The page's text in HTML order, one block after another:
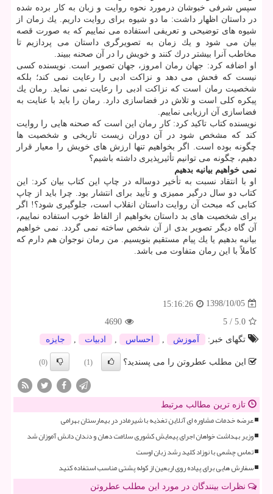
سپس شرفی خبوشان درمورد نحوه روایت و زبان به كار برده شده
در داستان اظهار داشت: ما دو شیوه برای روایت داریم. یك زمان از
شیوه های توضیحی و تعریفی استفاده می نماییم كه به صورت قصه
بیان می شود و یك زمان به تصویرگری داستان می پردازیم تا
مخاطب آنرا بیشتر درك كنند و خویش را در آن صحنه ببیند.
او اضافه كرد: جهان رمان امروز، جهان تصویر است. نویسنده كسی
نیست كه فحش می دهد و نزاكت ادبی را رعایت نمی كند؛ بلكه
شخصیت رمان است كه نزاكت ادبی را رعایت نمی نماید. رمان یك
پیكره كلی است و تلاش در فضاسازی دارد. رمان را باید با عنایت به
فضاسازی آن ارزیابی نماییم.
نویسنده كتاب تاكید كرد: كار رمان این است كه صحنه هایی را روایت
كند كه مشخص شود در آن دوران زیست تاریخی و شخصیت ها
چگونه بوده است. اگر بخواهیم تنها ارزش های خویش را معیار قرار
دهیم، چگونه می توانیم تأثیرپذیری داشته باشیم؟
نمی خواهیم بیانیه بدهیم
او با انتقاد نسبت به تأخیر دوساله در چاپ این كتاب بیان كرد: این
كتاب دو سال درگیر ممیزی و تأیید برای انتشار بود. چرا باید از چاپ
كتابی كه مبحث آن روایت داستان انقلاب است، جلوگیری شود؟! اگر
برای شخصیت های بد داستان بخواهیم از الفاظ خوب استفاده نماییم،
آن گاه دیگر تصویر بدی از آن شخص ساخته نمی گردد. نمی خواهیم
بیانیه بدهیم یا یك پیام مستقیم بنویسیم. من رمان نوجوان هم دارم كه
كاملاً با این رمان متفاوت می باشد.
1398/10/05
15:16:26
5.0
/
5
4690
تگهای خبر:
آموزش , احساس , ادبیات , جایزه
این مطلب عطروتن را می پسندید؟ (1)
(0)
تازه ترین مطالب مرتبط
عرضه خدمات مشاوره ای آنلاین تغذیه با شیرمادر در بیمارستان بهرامی
وزیر بهداشت خواهان اجرای پیمایش کشوری سلامت دهان و دندان دانش آموزان شد
تماس چشمی با نوزاد کلید رشد زبان اوست
سفارش هایی برای پیاده روی اربعین از کوله پشتی مناسب استفاده کنید
نظرات بینندگان در مورد این مطلب عطروتن